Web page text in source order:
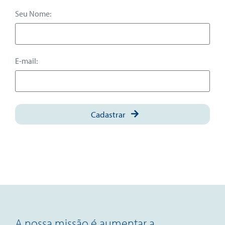
Seu Nome:
E-mail:
Cadastrar